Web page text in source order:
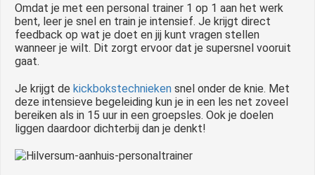
Omdat je met een personal trainer 1 op 1 aan het werk
bent, leer je snel en train je intensief. Je krijgt direct
feedback op wat je doet en jij kunt vragen stellen
wanneer je wilt. Dit zorgt ervoor dat je supersnel vooruit
gaat.
Je krijgt de kickbokstechnieken snel onder de knie. Met
deze intensieve begeleiding kun je in een les net zoveel
bereiken als in 15 uur in een groepsles. Ook je doelen
liggen daardoor dichterbij dan je denkt!